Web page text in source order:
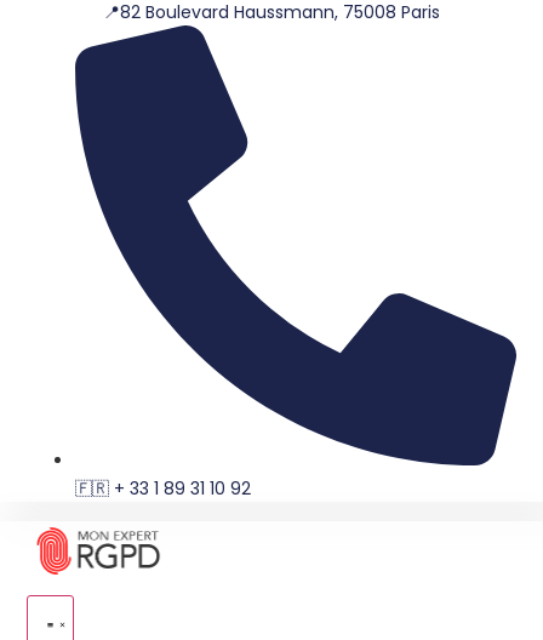
📍82 Boulevard Haussmann, 75008 Paris
🇫🇷 + 33 1 89 31 10 92